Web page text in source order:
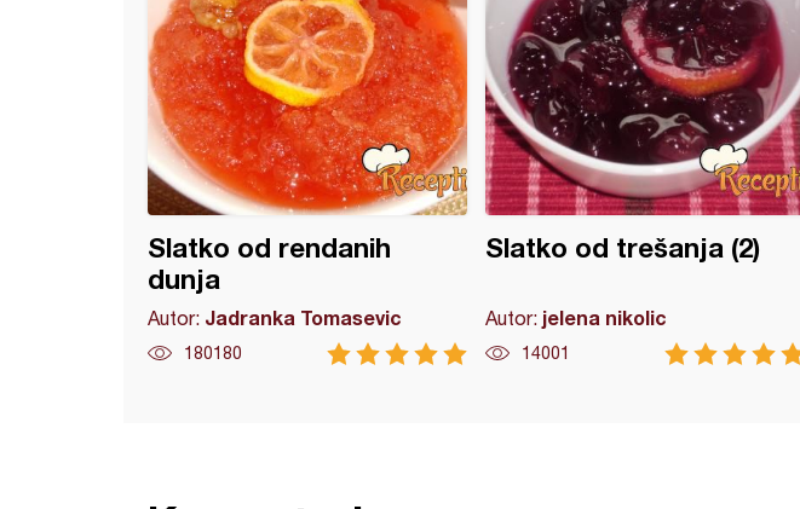
Slatko od rendanih
dunja
Autor: Jadranka Tomasevic
180180
Slatko od trešanja (2)
Autor: jelena nikolic
14001